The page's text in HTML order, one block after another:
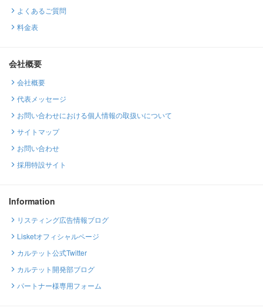
よくあるご質問
料金表
会社概要
会社概要
代表メッセージ
お問い合わせにおける個人情報の取扱いについて
サイトマップ
お問い合わせ
採用特設サイト
Information
リスティング広告情報ブログ
Lisketオフィシャルページ
カルテット公式Twitter
カルテット開発部ブログ
パートナー様専用フォーム